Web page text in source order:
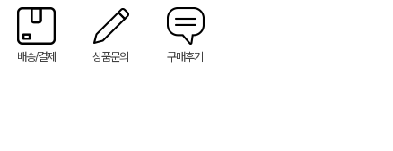
배송/결제 상품문의 구매후기